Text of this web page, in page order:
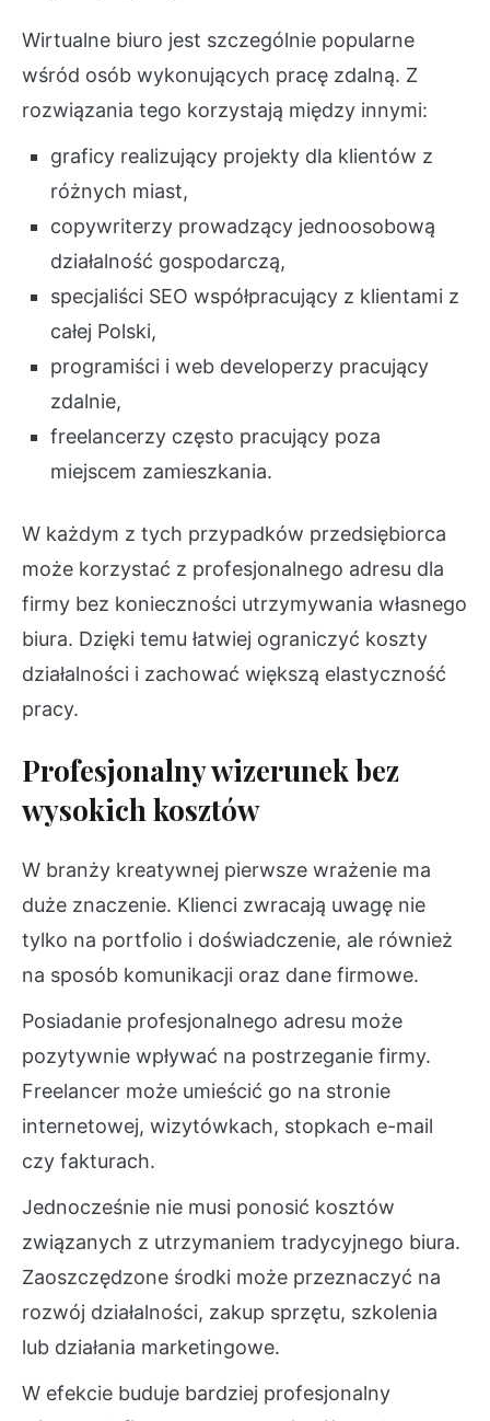
Wirtualne biuro jest szczególnie popularne
wśród osób wykonujących pracę zdalną. Z
rozwiązania tego korzystają między innymi:
graficy realizujący projekty dla klientów z
różnych miast,
copywriterzy prowadzący jednoosobową
działalność gospodarczą,
specjaliści SEO współpracujący z klientami z
całej Polski,
programiści i web developerzy pracujący
zdalnie,
freelancerzy często pracujący poza
miejscem zamieszkania.
W każdym z tych przypadków przedsiębiorca
może korzystać z profesjonalnego adresu dla
firmy bez konieczności utrzymywania własnego
biura. Dzięki temu łatwiej ograniczyć koszty
działalności i zachować większą elastyczność
pracy.
Profesjonalny wizerunek bez
wysokich kosztów
W branży kreatywnej pierwsze wrażenie ma
duże znaczenie. Klienci zwracają uwagę nie
tylko na portfolio i doświadczenie, ale również
na sposób komunikacji oraz dane firmowe.
Posiadanie profesjonalnego adresu może
pozytywnie wpływać na postrzeganie firmy.
Freelancer może umieścić go na stronie
internetowej, wizytówkach, stopkach e-mail
czy fakturach.
Jednocześnie nie musi ponosić kosztów
związanych z utrzymaniem tradycyjnego biura.
Zaoszczędzone środki może przeznaczyć na
rozwój działalności, zakup sprzętu, szkolenia
lub działania marketingowe.
W efekcie buduje bardziej profesjonalny